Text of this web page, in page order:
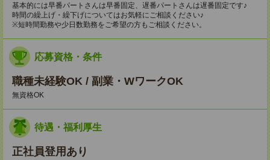
基本的には早番パートさんは早番固定、遅番パートさんは遅番固定です♪
時間の繰上げ・繰下げについてはお気軽にご相談ください♪
※短時間勤務や少日数勤務をご希望の方もご相談ください。
応募資格・条件
職種未経験OK / 副業・WワークOK
無資格OK
待遇・福利厚生
正社員登用あり